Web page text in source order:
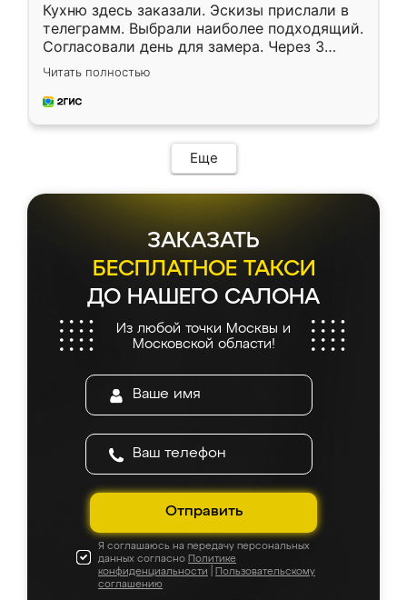
Кухню здесь заказали. Эскизы прислали в
телеграмм. Выбрали наиболее подходящий.
Согласовали день для замера. Через 3
недели кухня была уже готова. Остались
довольны работой. Спасибо Ренессанс
мебель за качественную работу!
Читать полностью
Еще
ЗАКАЗАТЬ
БЕСПЛАТНОЕ ТАКСИ
ДО НАШЕГО САЛОНА
Из любой точки Москвы и
Московской области!
Отправить
Я соглашаюсь на передачу персональных
данных согласно Политике
конфиденциальности
Пользовательскому
соглашению